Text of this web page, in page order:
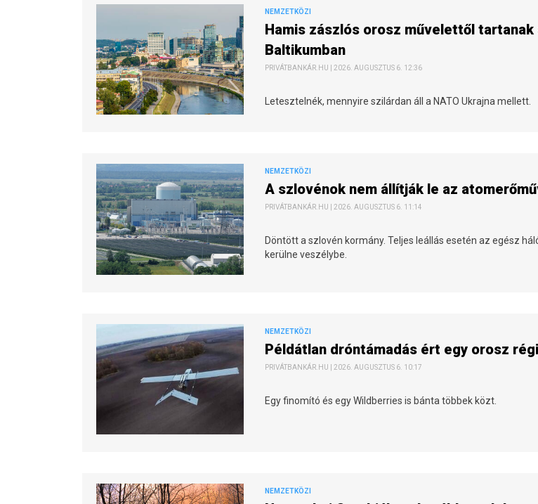
NEMZETKÖZI
Hamis zászlós orosz művelettől tartanak
Baltikumban
PRIVÁTBANKÁR.HU | 2026. AUGUSZTUS 6. 12:36
Letesztelnék, mennyire szilárdan áll a NATO Ukrajna mellett.
NEMZETKÖZI
A szlovénok nem állítják le az
PRIVÁTBANKÁR.HU | 2026. AUGUSZTUS 6. 11:14
Döntött a szlovén kormány. Teljes leállás esetén az egész
kerülne veszélybe.
NEMZETKÖZI
Példátlan dróntámadás ért egy orosz
PRIVÁTBANKÁR.HU | 2026. AUGUSZTUS 6. 10:17
Egy finomító és egy Wildberries is bánta többek közt.
NEMZETKÖZI